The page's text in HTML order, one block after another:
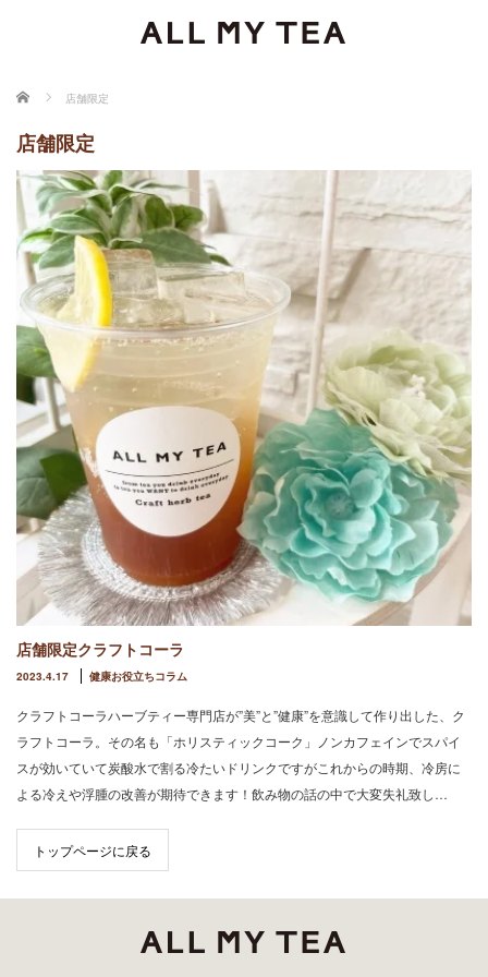
ホーム 店舗限定
店舗限定
店舗限定クラフトコーラ
2023.4.17 健康お役立ちコラム
クラフトコーラハーブティー専門店が”美”と”健康”を意識して作り出した、ク
ラフトコーラ。その名も「ホリスティックコーク」ノンカフェインでスパイ
スが効いていて炭酸水で割る冷たいドリンクですがこれからの時期、冷房に
よる冷えや浮腫の改善が期待できます！飲み物の話の中で大変失礼致し…
トップページに戻る